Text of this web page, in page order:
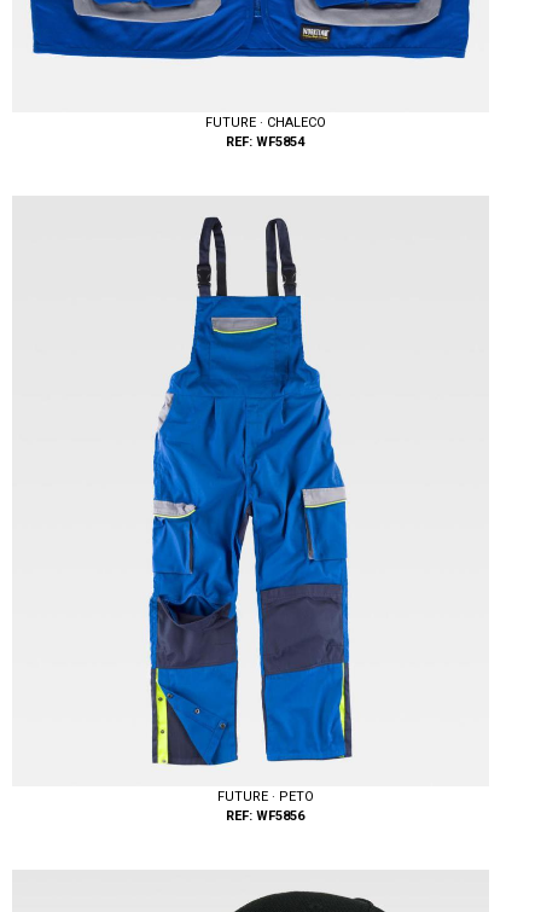
FUTURE · CHALECO
REF: WF5854
FUTURE · PETO
REF: WF5856